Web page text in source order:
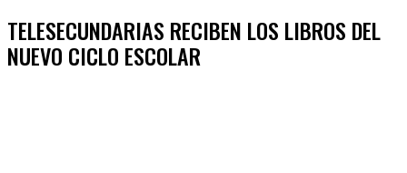
TELESECUNDARIAS RECIBEN LOS LIBROS DEL
NUEVO CICLO ESCOLAR